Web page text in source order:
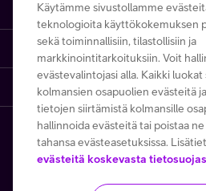
Puhelinliittymät
Mobiililaajakaista
Kodin laajakaista
Prepaid-liittymät
Tarjoukset
iPhone 17
Samsung S26
Viaplay
Asiakastuki netissä
Etsi apua ja ohjeita
Tilauksen peruuttaminen
Opi ja inspiroidu
Nopeustesti (speed test)
Ota yhteyttä
Asiakaspalvelun yhteystiedot
Asioi kirjautuneena
Etsi Telia Kauppa
Telia Finland
Telia yrityksenä
Medialle
Copyright Telia Company 2026
Käyttöehdot
Käytämme sivustollamme
teknologioita käyttökokemuksen
sekä toiminnallisiin, tilastollisiin ja
markkinointitarkoituksiin. Voit
evästevalintojasi alla. Kaikki luokat
kolmansien osapuolien evästeitä
tietojen siirtämistä kolmansille
hallinnoida evästeitä tai poistaa
tahansa evästeasetuksissa.
evästeitä koskevasta